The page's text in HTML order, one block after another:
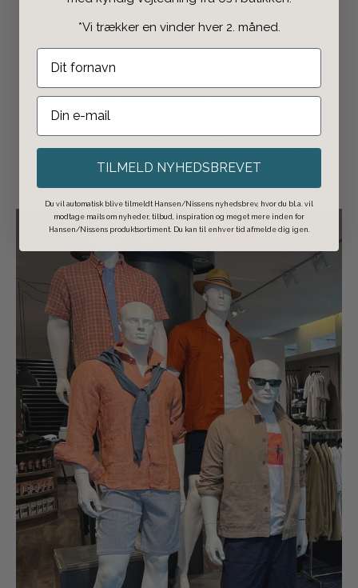
Fri fragt over 498 kr
og fri fragt til GLS pakkeshop ved køb over 498,-
*Vi trækker en vinder hver 2. måned.
TILMELD NYHEDSBREVET
Du vil automatisk blive tilmeldt Hansen/Nissens nyhedsbrev, hvor du bl.a. vil
modtage mails om nyheder, tilbud, inspiration og meget mere inden for
Hansen/Nissens produktsortiment. Du kan til enhver tid afmelde dig igen.